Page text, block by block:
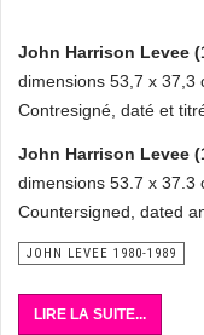
John Harrison Levee
dimensions 53,7 x 37,3
Contresigné, daté et
John Harrison Levee
dimensions 53.7 x 37.3
Countersigned, dated
JOHN LEVEE 1980-1989
LIRE LA SUITE...